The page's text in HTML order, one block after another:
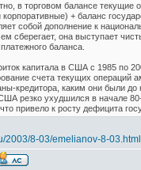
в торговом балансе
+ баланс
собой дополнение к
сберегает, она выступает
баланса.
капитала в США с 1985 по
счета текущих операций
кредитора, каким они были до
резко ухудшился в начале 80-
привело к росту дефицита
2003/8-03/emelianov-8-03.html